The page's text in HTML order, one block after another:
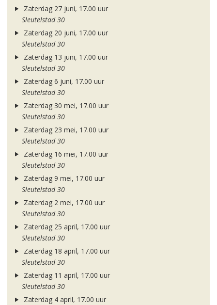
Zaterdag 27 juni, 17.00 uur
Sleutelstad 30
Zaterdag 20 juni, 17.00 uur
Sleutelstad 30
Zaterdag 13 juni, 17.00 uur
Sleutelstad 30
Zaterdag 6 juni, 17.00 uur
Sleutelstad 30
Zaterdag 30 mei, 17.00 uur
Sleutelstad 30
Zaterdag 23 mei, 17.00 uur
Sleutelstad 30
Zaterdag 16 mei, 17.00 uur
Sleutelstad 30
Zaterdag 9 mei, 17.00 uur
Sleutelstad 30
Zaterdag 2 mei, 17.00 uur
Sleutelstad 30
Zaterdag 25 april, 17.00 uur
Sleutelstad 30
Zaterdag 18 april, 17.00 uur
Sleutelstad 30
Zaterdag 11 april, 17.00 uur
Sleutelstad 30
Zaterdag 4 april, 17.00 uur